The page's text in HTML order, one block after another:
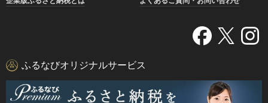
ふるなびオリジナルサービス